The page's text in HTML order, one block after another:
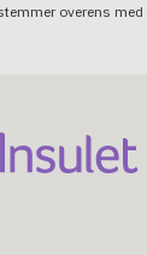
overens